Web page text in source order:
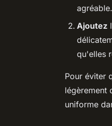
agréable.
Ajoutez
qu'elles
Pour éviter
légèrement
uniforme